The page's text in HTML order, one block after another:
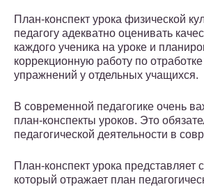
План-конспект урока физической
педагогу адекватно оценивать
каждого ученика на уроке и
коррекционную работу по
упражнений у отдельных учащихся.
В современной педагогике очень
план-конспекты уроков. Это
педагогической деятельности в
План-конспект урока представляет
который отражает план